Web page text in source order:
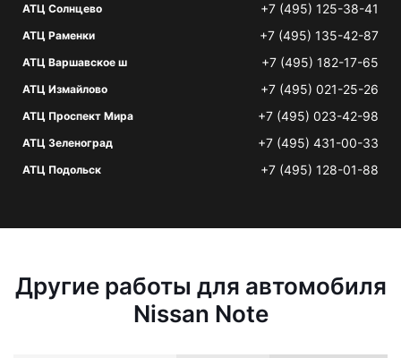
АТЦ Солнцево +7 (495) 125-38-41
АТЦ Раменки +7 (495) 135-42-87
АТЦ Варшавское ш +7 (495) 182-17-65
АТЦ Измайлово +7 (495) 021-25-26
АТЦ Проспект Мира +7 (495) 023-42-98
АТЦ Зеленоград +7 (495) 431-00-33
АТЦ Подольск +7 (495) 128-01-88
Другие работы для автомобиля
Nissan Note